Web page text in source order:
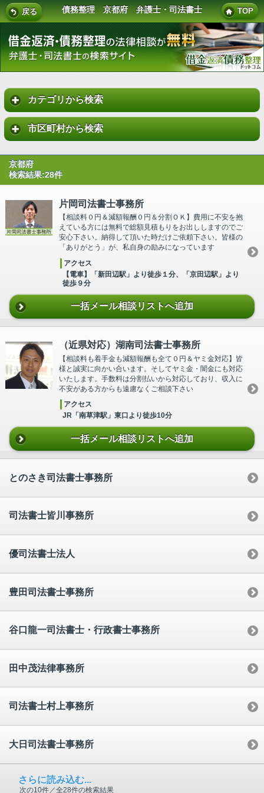
戻る 債務整理 京都府 弁護士・司法書士 TOP
カテゴリから検索
市区町村から検索
京都府
検索結果:28件
片岡司法書士事務所
【相談料０円＆減額報酬０円＆分割ＯＫ】費用に不安を抱
えている方には無料で総額見積もりをお出ししますのでご
安心下さい。納得して頂いた時だけご依頼下さい。皆様の
「ありがとう」が、私自身の励みになっています
アクセス
【電車】「新田辺駅」より徒歩１分、「京田辺駅」より
徒歩９分
一括メール相談リストへ追加
（近県対応）湖南司法書士事務所
【相談料も着手金も減額報酬も全て０円＆ヤミ金対応】皆
様と誠実に向かい合います。そしてヤミ金・闇金にも対応
いたします。手数料は分割払いから対応しており、収入に
不安がある方からも遠慮なくご相談下さい
アクセス
JR「南草津駅」東口より徒歩10分
一括メール相談リストへ追加
とのさき司法書士事務所
司法書士皆川事務所
優司法書士法人
豊田司法書士事務所
谷口龍一司法書士・行政書士事務所
田中茂法律事務所
司法書士村上事務所
大日司法書士事務所
さらに読み込む...
次の10件／全28件の検索結果